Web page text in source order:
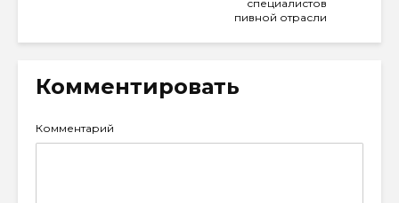
специалистов
пивной отрасли
Комментировать
Комментарий